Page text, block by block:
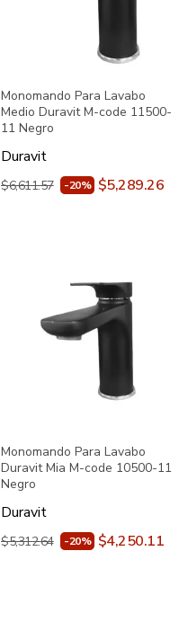
Monomando Para Lavabo
Medio Duravit M-code 11500-
11 Negro
Duravit
$6,611.57 -20% $5,289.26
Monomando Para Lavabo
Duravit Mia M-code 10500-11
Negro
Duravit
$5,312.64 -20% $4,250.11